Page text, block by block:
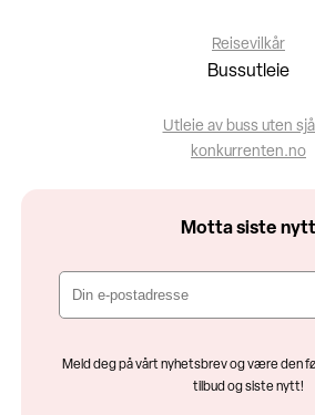
Reisevilkår
Bussutleie
Utleie av buss uten
konkurrenten.no
Motta siste nytt
Meld deg på vårt nyhetsbrev og være den
tilbud og siste nytt!